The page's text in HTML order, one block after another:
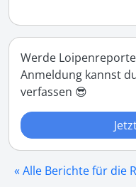
Werde
Anmeldung kannst
verfassen 😎
« Alle Berichte für die